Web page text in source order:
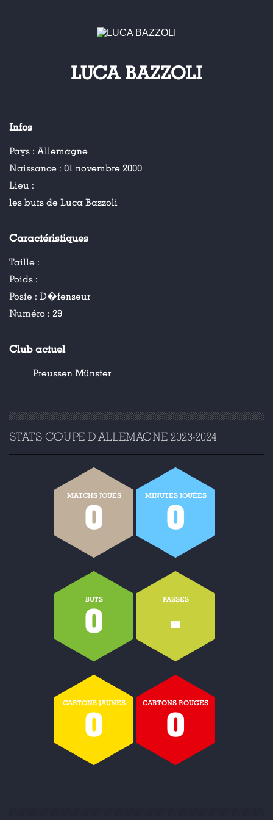
LUCA BAZZOLI
Infos
Pays : Allemagne
Naissance : 01 novembre 2000
Lieu :
les buts de Luca Bazzoli
Caractéristiques
Taille :
Poids :
Poste : D�fenseur
Numéro : 29
Club actuel
Preussen Münster
STATS COUPE D'ALLEMAGNE 2023-2024
MATCHS JOUÉS
0
MINUTES JOUÉES
0
BUTS
0
PASSES
-
CARTONS JAUNES
0
CARTONS ROUGES
0